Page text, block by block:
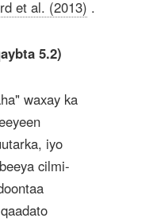
et al. (2013) .
5.2)
waxay ka
iyo
cilmi-